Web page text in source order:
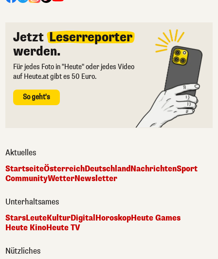
Jetzt Leserreporter
werden.
Für jedes Foto in "Heute" oder jedes Video
auf Heute.at gibt es 50 Euro.
So geht's
Aktuelles
StartseiteÖsterreichDeutschlandNachrichtenSport
CommunityWetterNewsletter
Unterhaltsames
StarsLeuteKulturDigital HoroskopHeute Games
Heute KinoHeute TV
Nützliches